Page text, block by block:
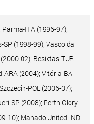
ITA (1996-97);
(1998-99); Vasco da
02); Besiktas-TUR
ARA (2004); Vitória-BA
POL (2006-07);
SP (2008); Perth Glory-
10); Manado United-IND